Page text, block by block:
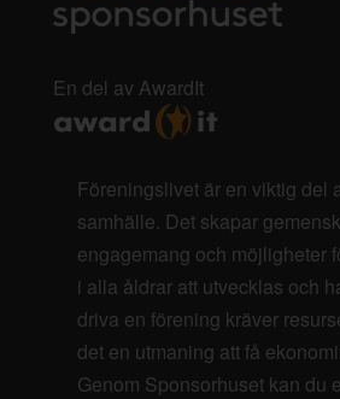
En del av AwardIt
Föreningslivet är en viktig del
samhälle. Det skapar
engagemang och möjligheter
i alla åldrar att utvecklas och
driva en förening kräver
det en utmaning att få
Genom Sponsorhuset kan du